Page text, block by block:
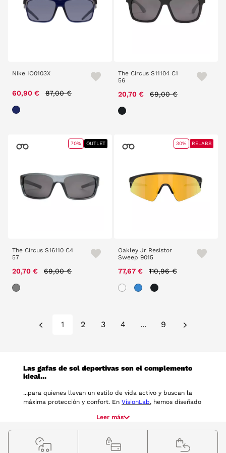
Nike IO0103X
60,90 € Price reduced from
87,00 €
The Circus S11104 C1
56
20,70 € Price reduced from
69,00 €
The Circus S16110 C4
57
20,70 € Price reduced from
69,00 €
70% OUTLET
Oakley Jr Resistor
Sweep 9015
77,67 € Price reduced from
110,96 €
30% RELABS
1 2 3 4 ... 9
Las gafas de sol deportivas son el complemento
ideal...
...para quienes llevan un estilo de vida activo y buscan la
máxima protección y confort. En VisionLab, hemos diseñado
avanzada con un diseño aerodinámico, perfectas para
mejorar tu rendimiento y estilo en cualquier actividad al
aire libre. Este tipo de gafas son esenciales para quienes
desean disfrutar del deporte con una visión clara y
Leer más